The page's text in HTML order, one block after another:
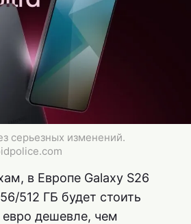
серьезных изменений.
в Европе Galaxy S26
512 ГБ будет стоить
дешевле, чем